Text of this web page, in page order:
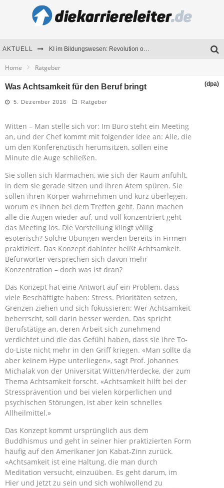
AKTUELL KI im Bildungswesen: Revolution oder Risiko für Schulen und Universitäten?
Seminare als Motivationsmotor – Wie Weiterbildung Mitarbeiter nachhaltig begeistert
Home Ratgeber
Was Achtsamkeit für den Beruf bringt (dpa)
5. Dezember 2016 Ratgeber
Witten – Man stelle sich vor: Im Büro steht ein Meeting
an, und der Chef kommt mit folgender Idee an: Alle, die
um den Konferenztisch herumsitzen, sollen eine
Minute die Auge schließen.
Sie sollen sich klarmachen, wie sich der Raum anfühlt,
in dem sie gerade sitzen und ihren Atem spüren. Sie
sollen ihren Körper wahrnehmen und kurz überlegen,
worum es ihnen bei dem Treffen geht. Dann machen
alle die Augen wieder auf, und voll konzentriert geht
das Meeting los. Die Vorstellung klingt völlig
esoterisch? Solche Übungen werden bereits in Firmen
praktiziert. Das Konzept dahinter heißt Achtsamkeit.
Befürworter versprechen sich davon mehr
Konzentration – doch was ist dran?
Das Konzept hat eine Antwort auf ein Problem, dass
viele Beschäftigte haben: Stress. Prioritäten setzen,
Grenzen ziehen und sich fokussieren: Wer Achtsamkeit
beherrscht, soll darin besser werden. Das spricht
Berufstätige an, deren Arbeit sich zunehmend
verdichtet und die das Gefühl haben, dass sie ihre To-
do-Liste nicht mehr in den Griff kriegen. «Man sollte da
aber keinem Hype unterliegen», sagt Prof. Johannes
Michalak von der Universität Witten/Herdecke, der zum
Thema Achtsamkeit forscht. «Achtsamkeit hilft bei der
Stressprävention und bei vielen körperlichen und
psychischen Störungen, ist aber kein schnelles
Allheilmittel.»
Das Konzept kommt ursprünglich aus dem
Buddhismus und geht in seiner hier praktizierten Form
häufig auf den Amerikaner Jon Kabat-Zinn zurück.
«Achtsamkeit ist eine Haltung, die man durch
Meditation versucht, einzuüben. Es geht darum, im
Hier und Jetzt zu sein und sich wohlwollend zu